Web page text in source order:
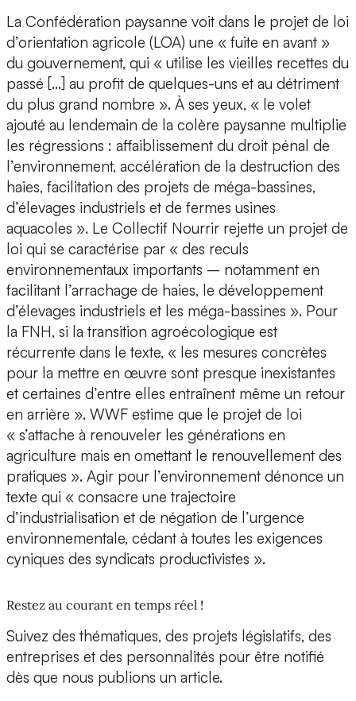
La Confédération paysanne voit dans le projet de loi
d’orientation agricole (LOA) une « fuite en avant »
du gouvernement, qui « utilise les vieilles recettes du
passé […] au profit de quelques-uns et au détriment
du plus grand nombre ». À ses yeux, « le volet
ajouté au lendemain de la colère paysanne multiplie
les régressions : affaiblissement du droit pénal de
l’environnement, accélération de la destruction des
haies, facilitation des projets de méga-bassines,
d’élevages industriels et de fermes usines
aquacoles ». Le Collectif Nourrir rejette un projet de
loi qui se caractérise par « des reculs
environnementaux importants – notamment en
facilitant l’arrachage de haies, le développement
d’élevages industriels et les méga-bassines ». Pour
la FNH, si la transition agroécologique est
récurrente dans le texte, « les mesures concrètes
pour la mettre en œuvre sont presque inexistantes
et certaines d’entre elles entraînent même un retour
en arrière ». WWF estime que le projet de loi
« s’attache à renouveler les générations en
agriculture mais en omettant le renouvellement des
pratiques ». Agir pour l’environnement dénonce un
texte qui « consacre une trajectoire
d’industrialisation et de négation de l’urgence
environnementale, cédant à toutes les exigences
cyniques des syndicats productivistes ».
Restez au courant en temps réel !
Suivez des thématiques, des projets législatifs, des
entreprises et des personnalités pour être notifié
dès que nous publions un article.